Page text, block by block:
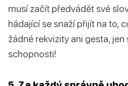
musí začít předvádět své
hádající se snaží přijít na to,
žádné rekvizity ani gesta, jen
schopnosti!